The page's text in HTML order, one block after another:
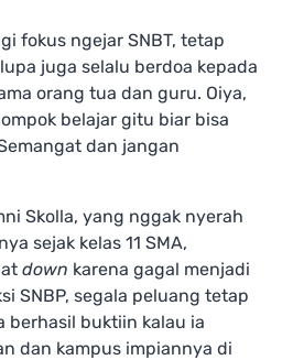
fokus ngejar SNBT, tetap
juga selalu berdoa kepada
orang tua dan guru. Oiya,
belajar gitu biar bisa
dan jangan
Skolla, yang nggak nyerah
sejak kelas 11 SMA,
down karena gagal menjadi
SNBP, segala peluang tetap
berhasil buktiin kalau ia
dan kampus impiannya di